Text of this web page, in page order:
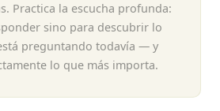
Practica la escucha profunda:
sino para descubrir lo
preguntando todavía — y
lo que más importa.